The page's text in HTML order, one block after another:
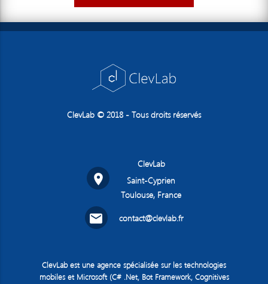
ClevLab © 2018 - Tous droits réservés
room
ClevLab
Saint-Cyprien
Toulouse, France
email contact@clevlab.fr
ClevLab est une agence spécialisée sur les technologies
mobiles et Microsoft (C# .Net, Bot Framework, Cognitives